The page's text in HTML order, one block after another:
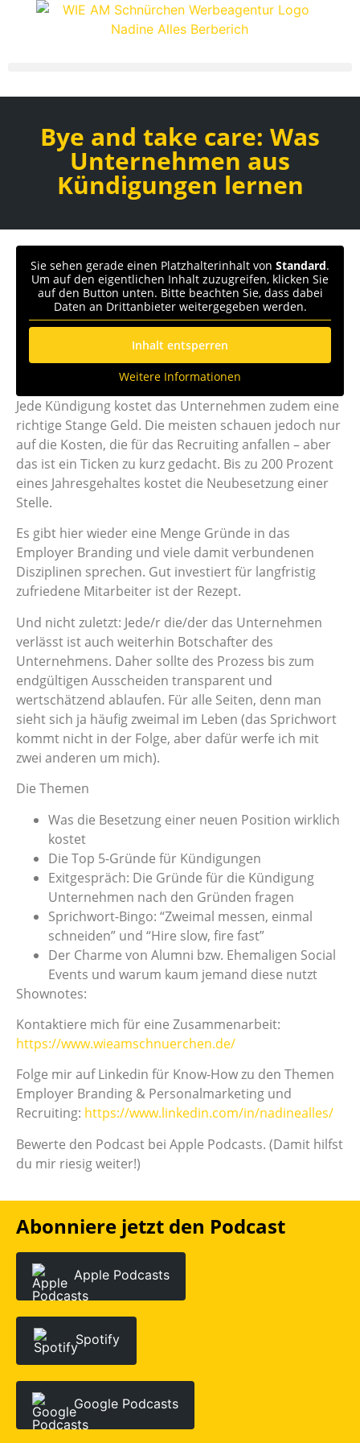
Bye and take care: Was
Unternehmen aus
Kündigungen lernen
Sie sehen gerade einen Platzhalterinhalt von Standard.
Um auf den eigentlichen Inhalt zuzugreifen, klicken Sie
auf den Button unten. Bitte beachten Sie, dass dabei
Daten an Drittanbieter weitergegeben werden.
Inhalt entsperren
Weitere Informationen
Jede Kündigung kostet das Unternehmen zudem eine
richtige Stange Geld. Die meisten schauen jedoch nur
auf die Kosten, die für das Recruiting anfallen – aber
das ist ein Ticken zu kurz gedacht. Bis zu 200 Prozent
eines Jahresgehaltes kostet die Neubesetzung einer
Stelle.
Es gibt hier wieder eine Menge Gründe in das
Employer Branding und viele damit verbundenen
Disziplinen sprechen. Gut investiert für langfristig
zufriedene Mitarbeiter ist der Rezept.
Und nicht zuletzt: Jede/r die/der das Unternehmen
verlässt ist auch weiterhin Botschafter des
Unternehmens. Daher sollte des Prozess bis zum
endgültigen Ausscheiden transparent und
wertschätzend ablaufen. Für alle Seiten, denn man
sieht sich ja häufig zweimal im Leben (das Sprichwort
kommt nicht in der Folge, aber dafür werfe ich mit
zwei anderen um mich).
Die Themen
Was die Besetzung einer neuen Position wirklich
kostet
Die Top 5-Gründe für Kündigungen
Exitgespräch: Die Gründe für die Kündigung
Unternehmen nach den Gründen fragen
Sprichwort-Bingo: “Zweimal messen, einmal
schneiden” und “Hire slow, fire fast”
Der Charme von Alumni bzw. Ehemaligen Social
Events und warum kaum jemand diese nutzt
Shownotes:
Kontaktiere mich für eine Zusammenarbeit:
https://www.wieamschnuerchen.de/
Folge mir auf Linkedin für Know-How zu den Themen
Employer Branding & Personalmarketing und
Recruiting: https://www.linkedin.com/in/nadinealles/
Bewerte den Podcast bei Apple Podcasts. (Damit hilfst
du mir riesig weiter!)
Abonniere jetzt den Podcast
Apple Podcasts
Spotify
Google Podcasts